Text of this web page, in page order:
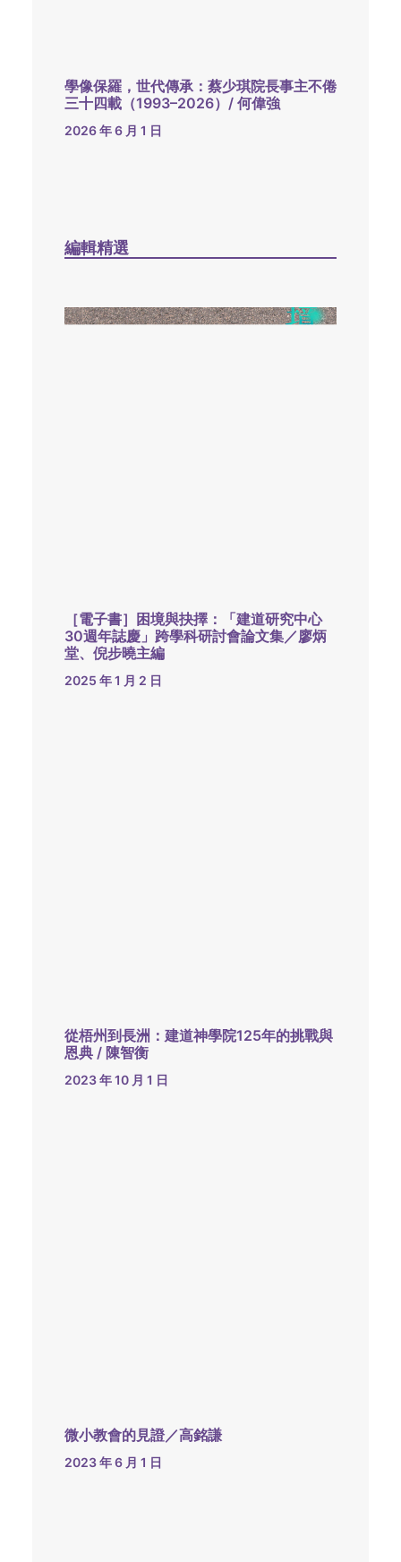
學像保羅，世代傳承：蔡少琪院長事主不倦
三十四載（1993–2026）/ 何偉強
2026 年 6 月 1 日
編輯精選
［電子書］困境與抉擇：「建道研究中心
30週年誌慶」跨學科研討會論文集／廖炳
堂、倪步曉主編
2025 年 1 月 2 日
從梧州到長洲：建道神學院125年的挑戰與
恩典 / 陳智衡
2023 年 10 月 1 日
微小教會的見證／高銘謙
2023 年 6 月 1 日